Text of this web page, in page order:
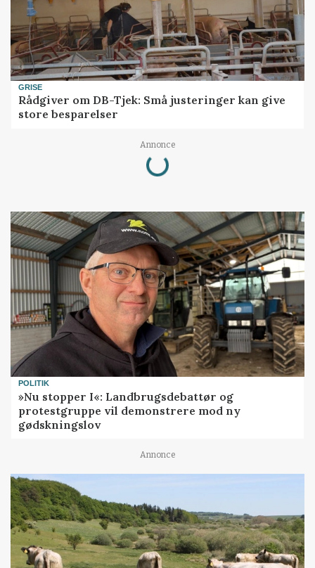
GRISE
Rådgiver om DB-Tjek: Små justeringer kan give
store besparelser
Annonce
Loading...
POLITIK
»Nu stopper I«: Landbrugsdebattør og
protestgruppe vil demonstrere mod ny
gødskningslov
Annonce